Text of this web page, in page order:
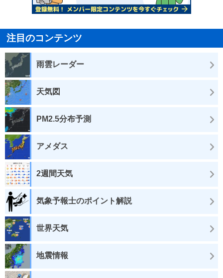
注目のコンテンツ
雨雲レーダー
天気図
PM2.5分布予測
アメダス
2週間天気
気象予報士のポイント解説
世界天気
地震情報